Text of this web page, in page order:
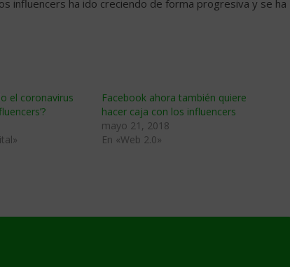
influencers ha ido creciendo de forma progresiva y se ha
el coronavirus
Facebook ahora también quiere
hacer caja con los influencers
mayo 21, 2018
En «Web 2.0»